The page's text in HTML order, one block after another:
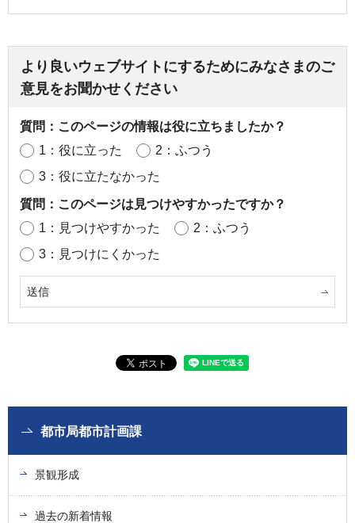
より良いウェブサイトにするためにみなさまのご
意見をお聞かせください
質問：このページの情報は役に立ちましたか？
1：役に立った
2：ふつう
3：役に立たなかった
質問：このページは見つけやすかったですか？
1：見つけやすかった
2：ふつう
3：見つけにくかった
都市局都市計画課
景観形成
過去の新着情報